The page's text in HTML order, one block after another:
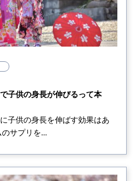
子供の身長が伸びるって本
子供の身長を伸ばす効果はあ
サプリを...